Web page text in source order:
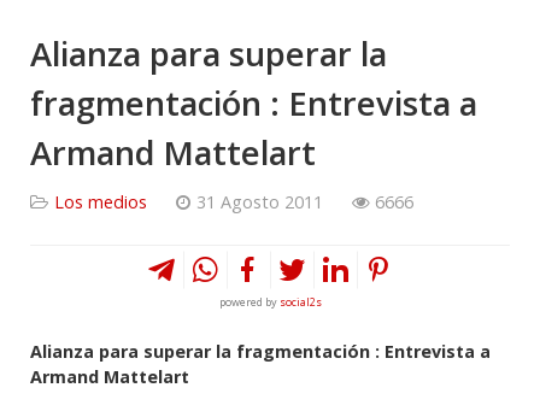
Alianza para superar la
fragmentación : Entrevista a
Armand Mattelart
Los medios 31 Agosto 2011 6666
powered by social2s
Alianza para superar la fragmentación : Entrevista a
Armand Mattelart